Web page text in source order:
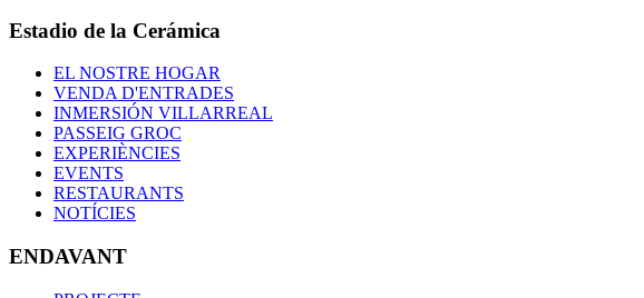
Estadio de la Cerámica
EL NOSTRE HOGAR
VENDA D'ENTRADES
INMERSIÓN VILLARREAL
PASSEIG GROC
EXPERIÈNCIES
EVENTS
RESTAURANTS
NOTÍCIES
ENDAVANT